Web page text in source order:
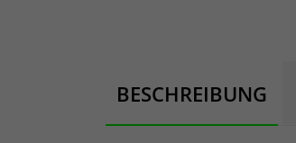
BESCHREIBUNG